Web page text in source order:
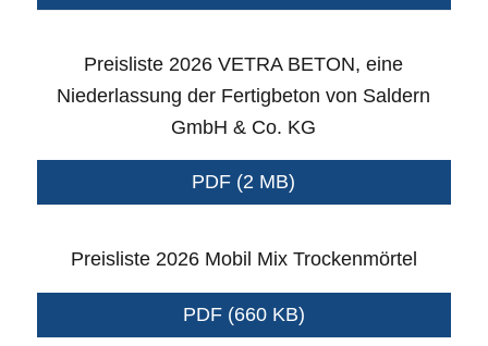
Preisliste 2026 VETRA BETON, eine
Niederlassung der Fertigbeton von Saldern
GmbH & Co. KG
PDF (2 MB)
Preisliste 2026 Mobil Mix Trockenmörtel
PDF (660 KB)